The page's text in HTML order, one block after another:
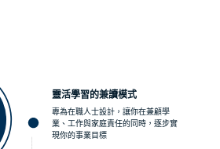
靈活學習的兼讀模式
專為在職人士設計，讓你在兼顧學
業、工作與家庭責任的同時，逐步實
現你的事業目標